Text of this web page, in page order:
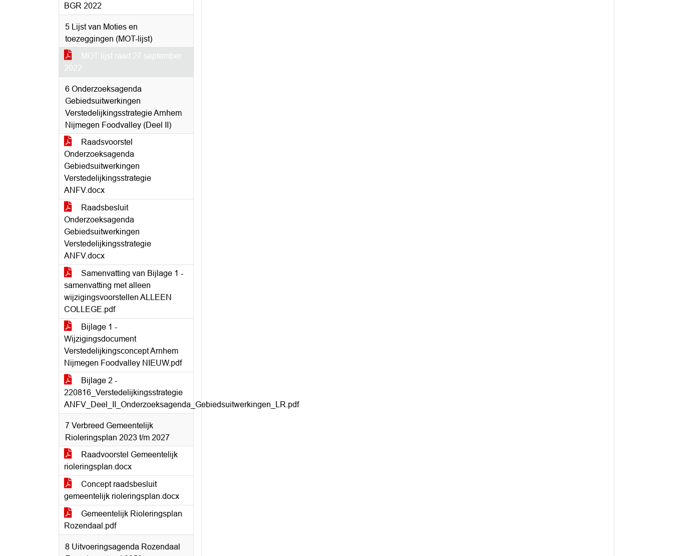
BGR 2022
5 Lijst van Moties en
toezeggingen (MOT-lijst)
MOT lijst raad 27 september
2022
6 Onderzoeksagenda
Gebiedsuitwerkingen
Verstedelijkingsstrategie Arnhem
Nijmegen Foodvalley (Deel II)
Raadsvoorstel
Onderzoeksagenda
Gebiedsuitwerkingen
Verstedelijkingsstrategie
ANFV.docx
Raadsbesluit
Onderzoeksagenda
Gebiedsuitwerkingen
Verstedelijkingsstrategie
ANFV.docx
Samenvatting van Bijlage 1 -
samenvatting met alleen
wijzigingsvoorstellen ALLEEN
COLLEGE.pdf
Bijlage 1 -
Wijzigingsdocument
Verstedelijkingsconcept Arnhem
Nijmegen Foodvalley NIEUW.pdf
Bijlage 2 -
220816_Verstedelijkingsstrategie
ANFV_Deel_II_Onderzoeksagenda_Gebiedsuitwerkingen_LR.pdf
7 Verbreed Gemeentelijk
Rioleringsplan 2023 t/m 2027
Raadvoorstel Gemeentelijk
rioleringsplan.docx
Concept raadsbesluit
gemeentelijk rioleringsplan.docx
Gemeentelijk Rioleringsplan
Rozendaal.pdf
8 Uitvoeringsagenda Rozendaal